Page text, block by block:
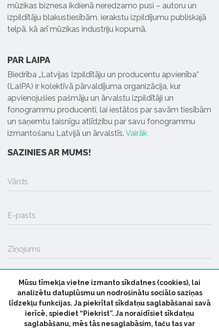
mūzikas biznesa ikdienā neredzamo pusi – autoru un
izpildītāju blakustiesībām, ierakstu izpildījumu publiskajā
telpā, kā arī mūzikas industriju kopumā.
PAR LAIPA
Biedrība „Latvijas Izpildītāju un producentu apvienība”
(LaIPA) ir kolektīvā pārvaldījuma organizācija, kur
apvienojušies pašmāju un ārvalstu izpildītāji un
fonogrammu producenti, lai iestātos par savām tiesībām
un saņemtu taisnīgu atlīdzību par savu fonogrammu
izmantošanu Latvijā un ārvalstīs. Vairāk
SAZINIES AR MUMS!
Vārds
E-pasts
Ziņojums
SŪTĪT
Mūsu tīmekļa vietne izmanto sīkdatnes (cookies), lai
analizētu datuplūsmu un nodrošinātu sociālo saziņas
līdzekļu funkcijas. Ja piekrītat sīkdatņu saglabāšanai savā
ierīcē, spiediet “Piekrist”. Ja noraidīsiet sīkdatņu
saglabāšanu, mēs tās nesaglabāsim, taču tas var